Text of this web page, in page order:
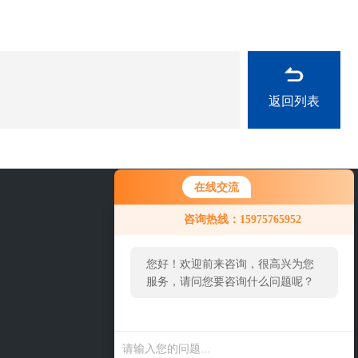
在线交流
咨询热线：15975765952
您好！欢迎前来咨询，很高兴为您
服务，请问您要咨询什么问题呢？
返回列表
0757-63529918